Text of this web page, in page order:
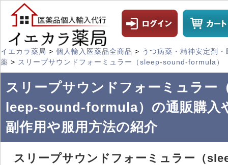
イエカラ薬局 > 個人輸入医薬品全商品 > うつ病薬・精神安定剤・
薬 > スリープサウンドフォーミュラー（sleep-sound-formula）
スリープサウンドフォーミュラー
leep-sound-formula）の通販購入
副作用や服用方法の紹介
スリープサウンドフォーミュラー（